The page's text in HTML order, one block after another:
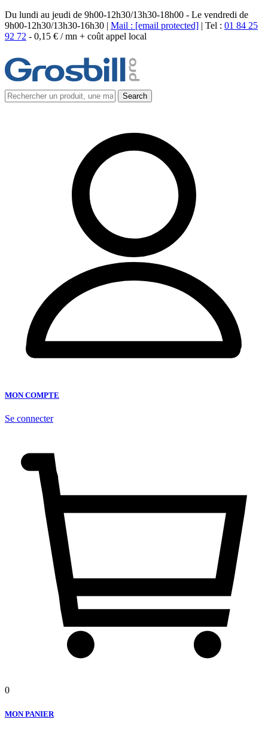
Du lundi au jeudi de 9h00-12h30/13h30-18h00 - Le vendredi de
9h00-12h30/13h30-16h30 | Mail : [email protected] | Tel : 01 84 25
92 72 - 0,15 € / mn + coût appel local
MON COMPTE
Se connecter
0
MON PANIER